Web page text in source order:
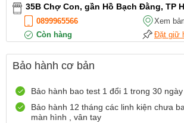
35B Chợ Con, gần Hồ Bạch Đằng, TP
0899965566
Xem
Còn hàng
Đặt giữ
12 Điện Biên Phủ, TP Hải Phòng
0916551212
Số 72 Trần Thành Ngọ,TP Hải Phòng
0888667272
Bảo hành cơ bản
Bảo hành bao test 1 đổi 1 trong 30 ngày
Bảo hành 12 tháng các linh kiện chưa
màn hình , vân tay